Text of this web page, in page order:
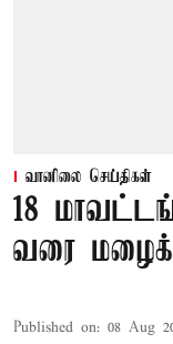
வானிலை செய்திகள்
18
வரை
Published on: 08 Aug